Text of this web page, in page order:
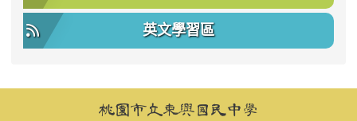
英文學習區
頁尾區域內容桃園市立東興國民中學